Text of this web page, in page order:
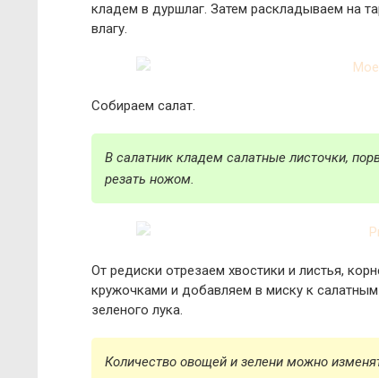
кладем в дуршлаг. Затем раскладываем на
влагу.
Собираем салат.
В салатник кладем салатные листочки,
резать ножом.
От редиски отрезаем хвостики и листья,
кружочками и добавляем в миску к
зеленого лука.
Количество овощей и зелени можно